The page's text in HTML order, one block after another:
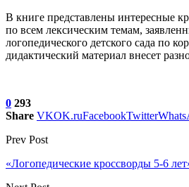
В книге представлены интересные
по всем лексическим темам,
логопедического детского сада по
дидактический материал внесет
0 293
Share VKOK.ruFacebookTwitter
Prev Post
«Логопедические кроссворды 5-6